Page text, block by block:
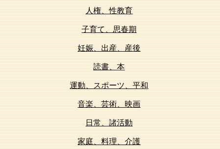
人権、性教育
子育て、思春期
妊娠、出産、産後
読書、本
運動、スポーツ、平和
音楽、芸術、映画
日常、諸活動
家庭、料理、介護